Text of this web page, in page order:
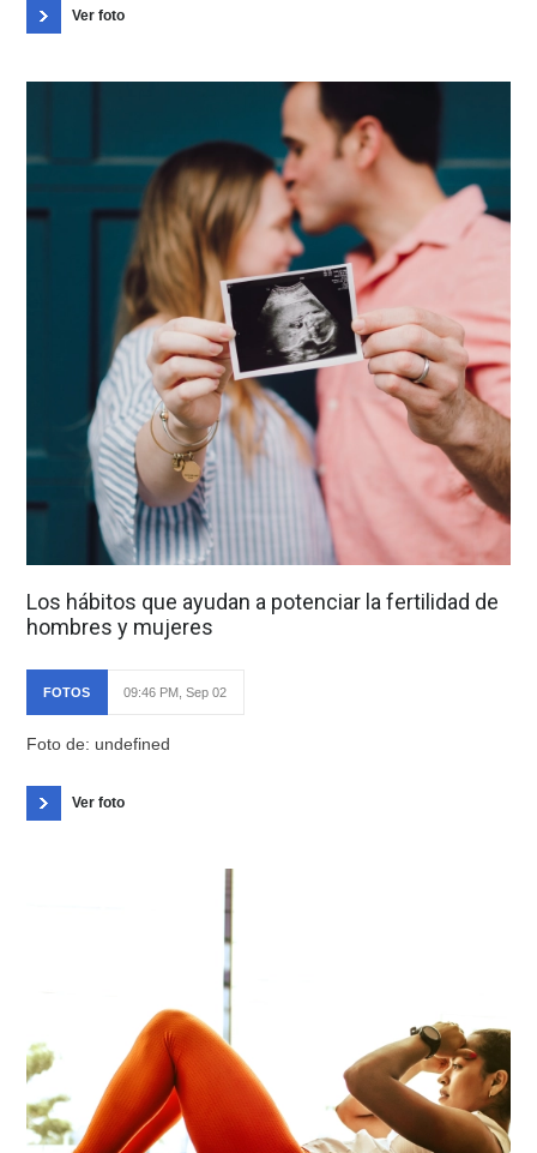
Ver foto
Los hábitos que ayudan a potenciar la fertilidad de
hombres y mujeres
FOTOS 09:46 PM, Sep 02
Foto de: undefined
Ver foto